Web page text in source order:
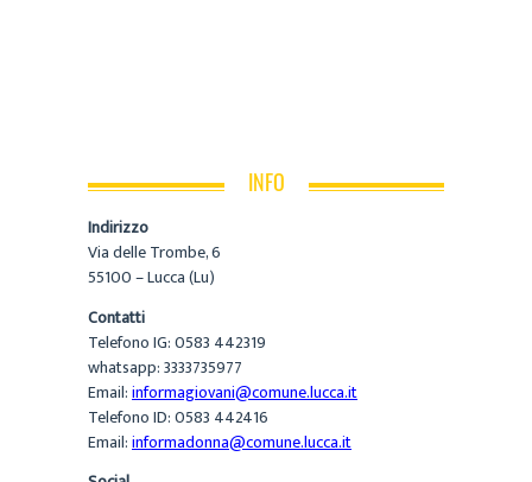
INFO
Indirizzo
Via delle Trombe, 6
55100 – Lucca (Lu)
Contatti
Telefono IG: 0583 442319
whatsapp: 3333735977
Email:informagiovani@comune.lucca.it
Telefono ID: 0583 442416
Email:informadonna@comune.lucca.it